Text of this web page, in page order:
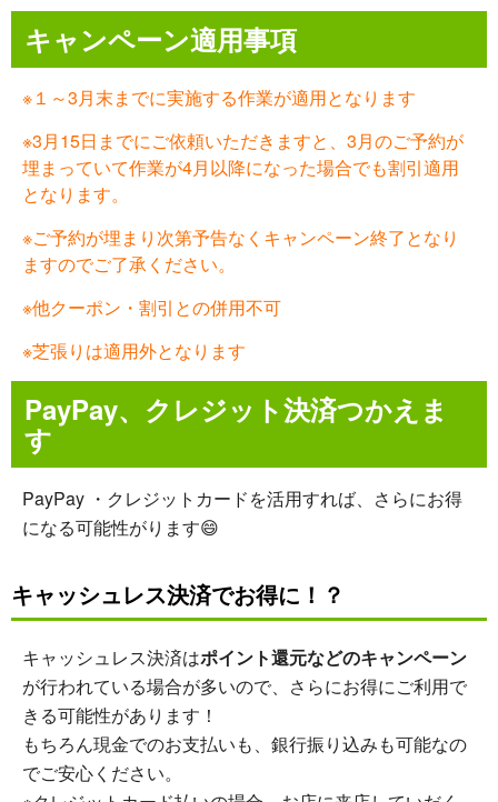
キャンペーン適用事項
※１～3月末までに実施する作業が適用となります
※3月15日までにご依頼いただきますと、3月のご予約が
埋まっていて作業が4月以降になった場合でも割引適用
となります。
※ご予約が埋まり次第予告なくキャンペーン終了となり
ますのでご了承ください。
※他クーポン・割引との併用不可
※芝張りは適用外となります
PayPay、クレジット決済つかえま
す
PayPay ・クレジットカードを活用すれば、さらにお得
になる可能性がります😄
キャッシュレス決済でお得に！？
キャッシュレス決済はポイント還元などのキャンペーン
が行われている場合が多いので、さらにお得にご利用で
きる可能性があります！
もちろん現金でのお支払いも、銀行振り込みも可能なの
でご安心ください。